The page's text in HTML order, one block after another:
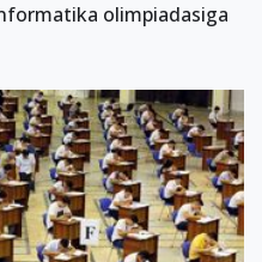
olimpiadasiga